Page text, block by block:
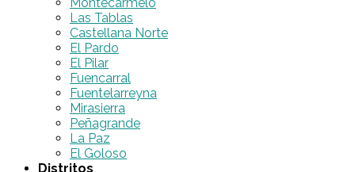
Las Tablas
Castellana Norte
El Pardo
El Pilar
Fuencarral
Fuentelarreyna
Mirasierra
Peñagrande
La Paz
El Goloso
Distritos